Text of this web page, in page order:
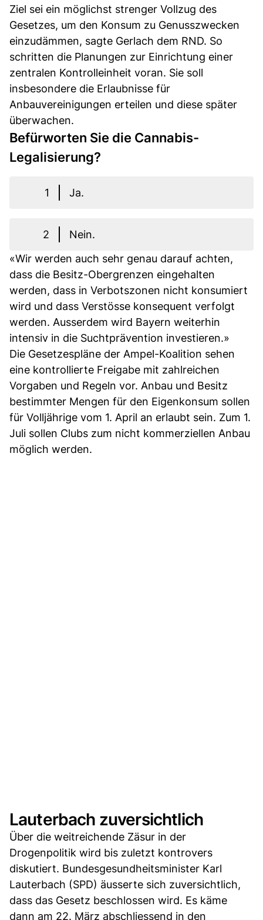
Ziel sei ein möglichst strenger Vollzug des
Gesetzes, um den Konsum zu Genusszwecken
einzudämmen, sagte Gerlach dem RND. So
schritten die Planungen zur Einrichtung einer
zentralen Kontrolleinheit voran. Sie soll
insbesondere die Erlaubnisse für
Anbauvereinigungen erteilen und diese später
überwachen.
Befürworten Sie die Cannabis-
Legalisierung?
1 Ja.
2
Nein.
«Wir werden auch sehr genau darauf achten,
dass die Besitz-Obergrenzen eingehalten
werden, dass in Verbotszonen nicht konsumiert
wird und dass Verstösse konsequent verfolgt
werden. Ausserdem wird Bayern weiterhin
intensiv in die Suchtprävention investieren.»
Die Gesetzespläne der Ampel-Koalition sehen
eine kontrollierte Freigabe mit zahlreichen
Vorgaben und Regeln vor. Anbau und Besitz
bestimmter Mengen für den Eigenkonsum sollen
für Volljährige vom 1. April an erlaubt sein. Zum 1.
Juli sollen Clubs zum nicht kommerziellen Anbau
möglich werden.
Lauterbach zuversichtlich
Über die weitreichende Zäsur in der
Drogenpolitik wird bis zuletzt kontrovers
diskutiert. Bundesgesundheitsminister Karl
Lauterbach (SPD) äusserte sich zuversichtlich,
dass das Gesetz beschlossen wird. Es käme
dann am 22. März abschliessend in den